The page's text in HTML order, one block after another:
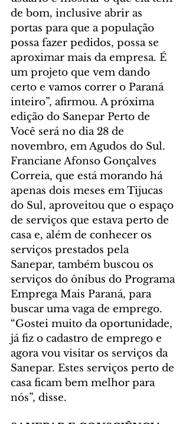
de bom, inclusive abrir as
portas para que a população
possa fazer pedidos, possa se
aproximar mais da empresa. É
um projeto que vem dando
certo e vamos correr o Paraná
inteiro”, afirmou. A próxima
edição do Sanepar Perto de
Você será no dia 28 de
novembro, em Agudos do Sul.
Franciane Afonso Gonçalves
Correia, que está morando há
apenas dois meses em Tijucas
do Sul, aproveitou que o espaço
de serviços que estava perto de
casa e, além de conhecer os
serviços prestados pela
Sanepar, também buscou os
serviços do ônibus do Programa
Emprega Mais Paraná, para
buscar uma vaga de emprego.
“Gostei muito da oportunidade,
já fiz o cadastro de emprego e
agora vou visitar os serviços da
Sanepar. Estes serviços perto de
casa ficam bem melhor para
nós”, disse.